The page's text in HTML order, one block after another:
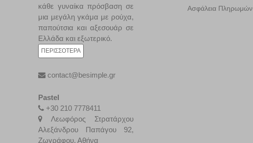
κάθε γυναίκα πρόσβαση σε
μια μεγάλη γκάμα με ρούχα,
παπούτσια και αξεσουάρ σε
Ελλάδα και εξωτερικό.
ΠΕΡΙΣΣΌΤΕΡΑ
contact@besimple.gr
Pastel
+30 210 7778411
Λεωφόρος Στρατάρχου
Αλεξάνδρου Παπάγου 92,
Ζωγράφου, Αθήνα
Ασφάλεια Πληρωμών